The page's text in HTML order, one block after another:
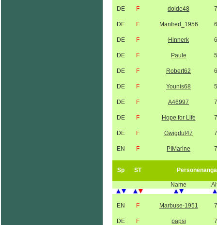
DE F dolde48
DE F Manfred_1956
DE F Hinnerk
DE F Paule
DE F Robert62
DE F Younis68
DE F A46997
DE F Hope for Life
DE F Gwigdul47
EN F PIMarine
Sp ST
Name
EN F Marbuse-1951
DE F papsi